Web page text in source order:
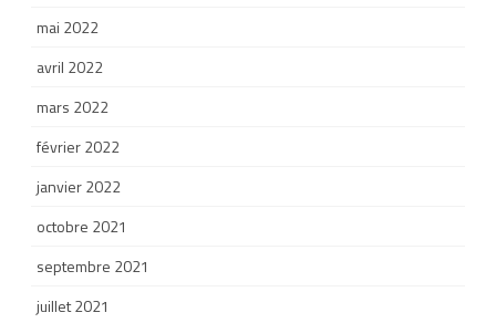
mai 2022
avril 2022
mars 2022
février 2022
janvier 2022
octobre 2021
septembre 2021
juillet 2021